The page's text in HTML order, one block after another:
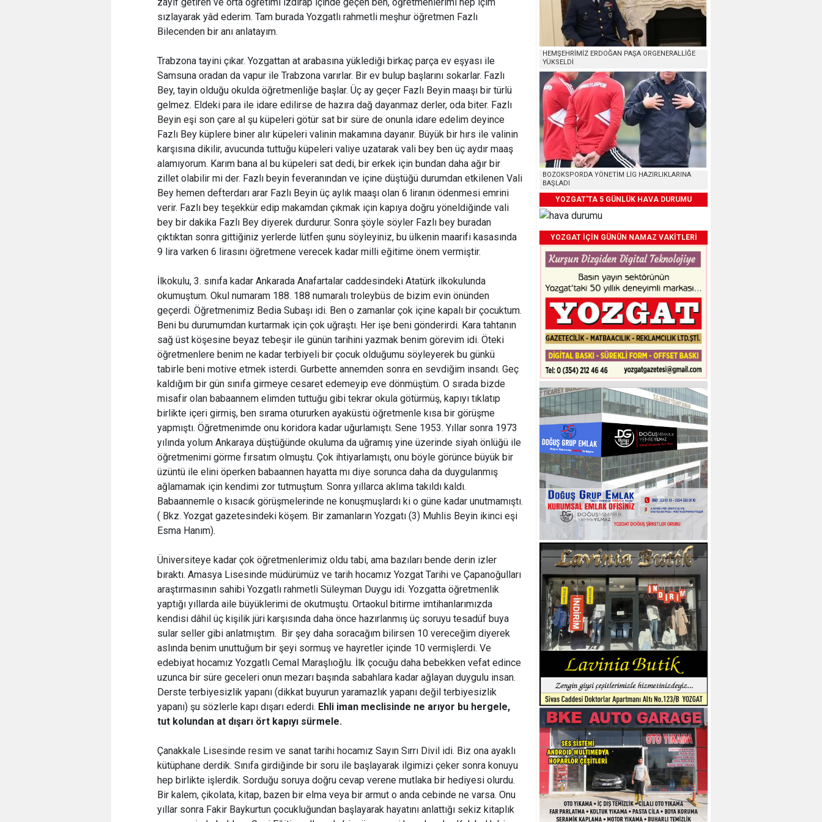
sızlayarak yâd ederim. Tam burada Yozgatlı rahmetli meşhur öğretmen Fazlı
Bilecenden bir anı anlatayım.
Trabzona tayini çıkar. Yozgattan at arabasına yüklediği birkaç parça ev eşyası ile
Samsuna oradan da vapur ile Trabzona varırlar. Bir ev bulup başlarını sokarlar. Fazlı
Bey, tayin olduğu okulda öğretmenliğe başlar. Üç ay geçer Fazlı Beyin maaşı bir türlü
gelmez. Eldeki para ile idare edilirse de hazıra dağ dayanmaz derler, oda biter. Fazlı
Beyin eşi son çare al şu küpeleri götür sat bir süre de onunla idare edelim deyince
Fazlı Bey küplere biner alır küpeleri valinin makamına dayanır. Büyük bir hırs ile valinin
karşısına dikilir, avucunda tuttuğu küpeleri valiye uzatarak vali bey ben üç aydır maaş
alamıyorum. Karım bana al bu küpeleri sat dedi, bir erkek için bundan daha ağır bir
zillet olabilir mi der. Fazlı beyin feveranından ve içine düştüğü durumdan etkilenen Vali
Bey hemen defterdarı arar Fazlı Beyin üç aylık maaşı olan 6 liranın ödenmesi emrini
verir. Fazlı bey teşekkür edip makamdan çıkmak için kapıya doğru yöneldiğinde vali
bey bir dakika Fazlı Bey diyerek durdurur. Sonra şöyle söyler Fazlı bey buradan
çıktıktan sonra gittiğiniz yerlerde lütfen şunu söyleyiniz, bu ülkenin maarifi kasasında
9 lira varken 6 lirasını öğretmene verecek kadar milli eğitime önem vermiştir.
İlkokulu, 3. sınıfa kadar Ankarada Anafartalar caddesindeki Atatürk ilkokulunda
okumuştum. Okul numaram 188. 188 numaralı troleybüs de bizim evin önünden
geçerdi. Öğretmenimiz Bedia Subaşı idi. Ben o zamanlar çok içine kapalı bir çocuktum.
Beni bu durumumdan kurtarmak için çok uğraştı. Her işe beni gönderirdi. Kara tahtanın
sağ üst köşesine beyaz tebeşir ile günün tarihini yazmak benim görevim idi. Öteki
öğretmenlere benim ne kadar terbiyeli bir çocuk olduğumu söyleyerek bu günkü
tabirle beni motive etmek isterdi. Gurbette annemden sonra en sevdiğim insandı. Geç
kaldığım bir gün sınıfa girmeye cesaret edemeyip eve dönmüştüm. O sırada bizde
misafir olan babaannem elimden tuttuğu gibi tekrar okula götürmüş, kapıyı tıklatıp
birlikte içeri girmiş, ben sırama otururken ayaküstü öğretmenle kısa bir görüşme
yapmıştı. Öğretmenimde onu koridora kadar uğurlamıştı. Sene 1953. Yıllar sonra 1973
yılında yolum Ankaraya düştüğünde okuluma da uğramış yine üzerinde siyah önlüğü ile
öğretmenimi görme fırsatım olmuştu. Çok ihtiyarlamıştı, onu böyle görünce büyük bir
üzüntü ile elini öperken babaannen hayatta mı diye sorunca daha da duygulanmış
ağlamamak için kendimi zor tutmuştum. Sonra yıllarca aklıma takıldı kaldı.
Babaannemle o kısacık görüşmelerinde ne konuşmuşlardı ki o güne kadar unutmamıştı.
( Bkz. Yozgat gazetesindeki köşem. Bir zamanların Yozgatı (3) Muhlis Beyin ikinci eşi
Esma Hanım).
Üniversiteye kadar çok öğretmenlerimiz oldu tabi, ama bazıları bende derin izler
bıraktı. Amasya Lisesinde müdürümüz ve tarih hocamız Yozgat Tarihi ve Çapanoğulları
araştırmasının sahibi Yozgatlı rahmetli Süleyman Duygu idi. Yozgatta öğretmenlik
yaptığı yıllarda aile büyüklerimi de okutmuştu. Ortaokul bitirme imtihanlarımızda
kendisi dâhil üç kişilik jüri karşısında daha önce hazırlanmış üç soruyu tesadüf buya
sular seller gibi anlatmıştım.  Bir şey daha soracağım bilirsen 10 vereceğim diyerek
aslında benim unuttuğum bir şeyi sormuş ve hayretler içinde 10 vermişlerdi. Ve
edebiyat hocamız Yozgatlı Cemal Maraşlıoğlu. İlk çocuğu daha bebekken vefat edince
uzunca bir süre geceleri onun mezarı başında sabahlara kadar ağlayan duygulu insan.
Derste terbiyesizlik yapanı (dikkat buyurun yaramazlık yapanı değil terbiyesizlik
yapanı) şu sözlerle kapı dışarı ederdi. Ehli iman meclisinde ne arıyor bu hergele,
tut kolundan at dışarı ört kapıyı sürmele.
Çanakkale Lisesinde resim ve sanat tarihi hocamız Sayın Sırrı Divil idi. Biz ona ayaklı
kütüphane derdik. Sınıfa girdiğinde bir soru ile başlayarak ilgimizi çeker sonra konuyu
hep birlikte işlerdik. Sorduğu soruya doğru cevap verene mutlaka bir hediyesi olurdu.
Bir kalem, çikolata, kitap, bazen bir elma veya bir armut o anda cebinde ne varsa. Onu
yıllar sonra Fakir Baykurtun çocukluğundan başlayarak hayatını anlattığı sekiz kitaplık
HEMŞEHRİMİZ ERDOĞAN PAŞA ORGENERALLİĞE
YÜKSELDİ
BOZOKSPORDA YÖNETİM LİG HAZIRLIKLARINA
BAŞLADI
YOZGAT'TA 5 GÜNLÜK HAVA DURUMU
YOZGAT İÇİN GÜNÜN NAMAZ VAKİTLERİ